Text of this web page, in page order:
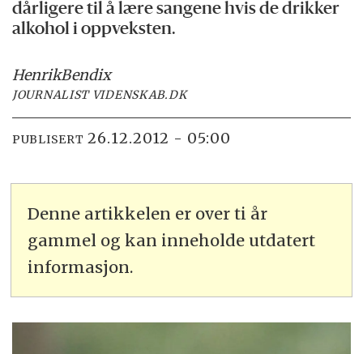
dårligere til å lære sangene hvis de drikker
alkohol i oppveksten.
HenrikBendix
JOURNALIST VIDENSKAB.DK
PUBLISERT 26.12.2012 - 05:00
Denne artikkelen er over ti år
gammel og kan inneholde utdatert
informasjon.